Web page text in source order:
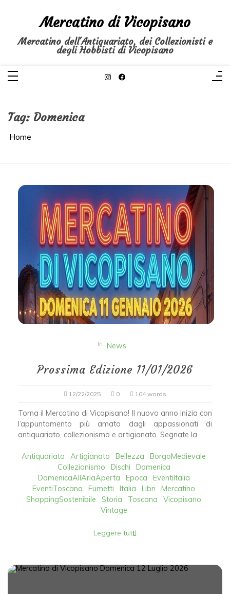
Mercatino di Vicopisano
Mercatino dell'Antiquariato, dei Collezionisti e
degli Hobbisti di Vicopisano
Tag: Domenica
Home
In News
Prossima Edizione 11/01/2026
12/22/2025 0 104 words
Torna il Mercatino di Vicopisano! ​Il nuovo anno inizia con
l’appuntamento più amato dagli appassionati di
antiquariato, collezionismo e artigianato. Segnate la...
Antiquariato Artigianato Bellezza
BorgoMedievale
Collezionismo
Dischi
Domenica
DomenicaAllAriaAperta
Epoca
EventiItalia
EventiToscana
Fumetti Italia Libri
Mercatino
ShoppingSostenibile
Storia Toscana
Vicopisano
Vintage
Leggere tutti